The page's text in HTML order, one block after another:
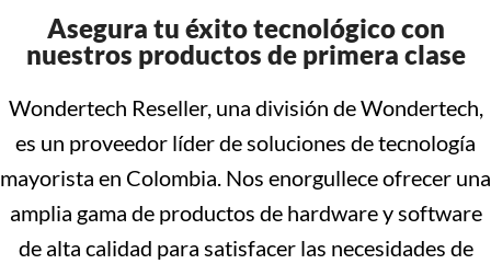
Asegura tu éxito tecnológico con
nuestros productos de primera clase
Wondertech Reseller, una división de Wondertech,
es un proveedor líder de soluciones de tecnología
mayorista en Colombia. Nos enorgullece ofrecer una
amplia gama de productos de hardware y software
de alta calidad para satisfacer las necesidades de